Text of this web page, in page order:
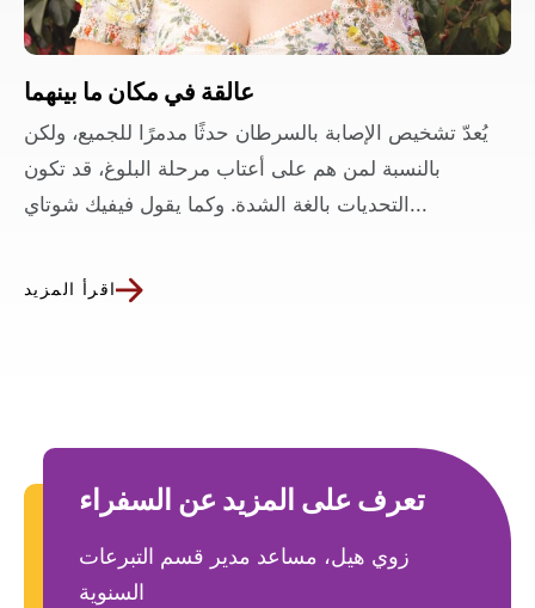
يُعدّ تشخيص الإصابة بالسرطان حدثًا مدمرًا للجميع، ولكن
بالنسبة لمن هم على أعتاب مرحلة البلوغ، قد تكون
التحديات بالغة الشدة. وكما يقول فيفيك شوتاي...
اقرأ المزيد
تعرف على المزيد عن السفراء
زوي هيل، مساعد مدير قسم التبرعات
السنوية